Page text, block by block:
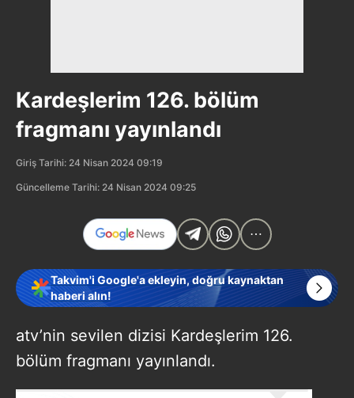
Kardeşlerim 126. bölüm
fragmanı yayınlandı
Giriş Tarihi: 24 Nisan 2024 09:19
Güncelleme Tarihi: 24 Nisan 2024 09:25
Takvim'i Google'a ekleyin, doğru kaynaktan
haberi alın!
atv’nin sevilen dizisi Kardeşlerim 126.
bölüm fragmanı yayınlandı.